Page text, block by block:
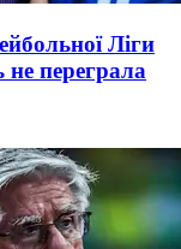
Ліги
не переграла